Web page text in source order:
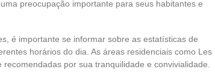
preocupação importante para seus habitantes e
é importante se informar sobre as estatísticas de
horários do dia. As áreas residenciais como Les
por sua tranquilidade e convivialidade.